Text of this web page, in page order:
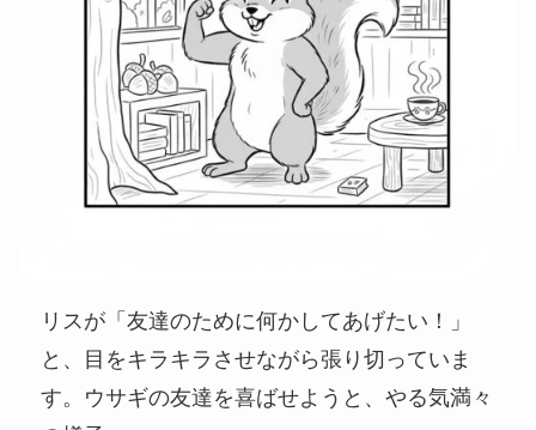
リスが「友達のために何かしてあげたい！」
と、目をキラキラさせながら張り切っていま
す。ウサギの友達を喜ばせようと、やる気満々